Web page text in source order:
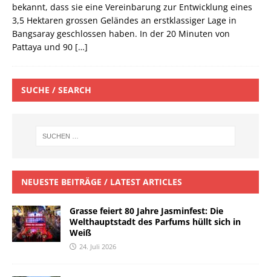
bekannt, dass sie eine Vereinbarung zur Entwicklung eines
3,5 Hektaren grossen Geländes an erstklassiger Lage in
Bangsaray geschlossen haben. In der 20 Minuten von
Pattaya und 90 […]
SUCHE / SEARCH
NEUESTE BEITRÄGE / LATEST ARTICLES
Grasse feiert 80 Jahre Jasminfest: Die
Welthauptstadt des Parfums hüllt sich in
Weiß
24. Juli 2026